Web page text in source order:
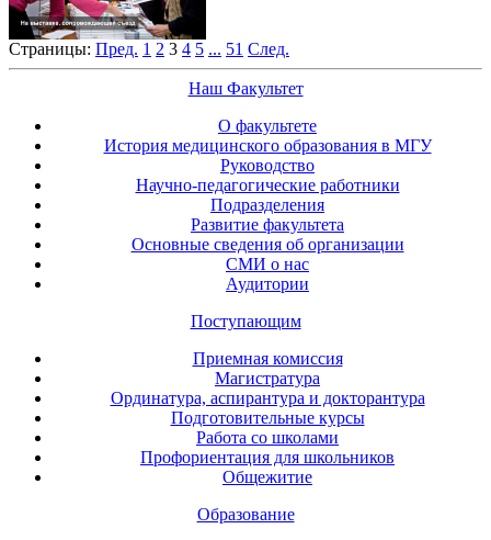
Страницы: Пред. 1 2 3 4 5 ... 51 След.
Наш Факультет
О факультете
История медицинского образования в МГУ
Руководство
Научно-педагогические работники
Подразделения
Развитие факультета
Основные сведения об организации
СМИ о нас
Аудитории
Поступающим
Приемная комиссия
Магистратура
Ординатура, аспирантура и докторантура
Подготовительные курсы
Работа со школами
Профориентация для школьников
Общежитие
Образование